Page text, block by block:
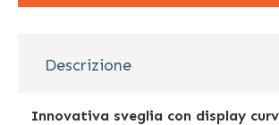
Descrizione
Innovativa sveglia con display